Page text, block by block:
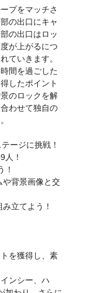
プをマッチさ
の出口にキャ
の出口はロッ
が上がるにつ
ていきます。
間を過ごした
したポイント
のロックを解
わせて独自の
ージに挑戦！
人！
！
や背景画像と交
立てよう！
を獲得し、素
ンシー、ハ